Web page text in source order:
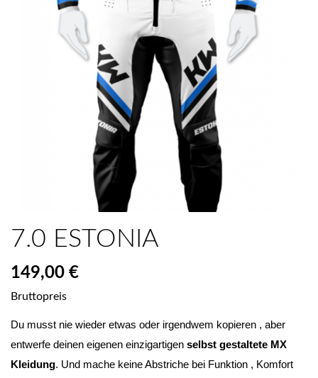
7.0 ESTONIA
149,00 €
Bruttopreis
Du musst nie wieder etwas oder irgendwem kopieren , aber
entwerfe deinen eigenen einzigartigen selbst gestaltete MX
Kleidung. Und mache keine Abstriche bei Funktion , Komfort